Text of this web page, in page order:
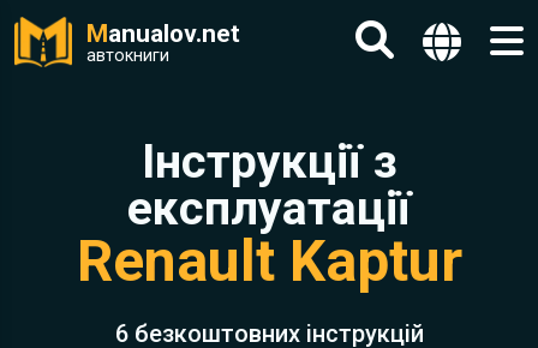
Manualov.net
автокниги
Інструкції з
експлуатації
Renault Kaptur
6 безкоштовних інструкцій